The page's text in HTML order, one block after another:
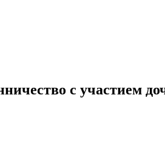
с участием